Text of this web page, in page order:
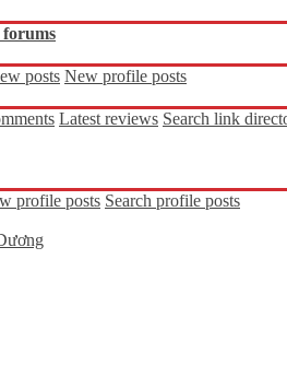
forums
posts New profile posts
Latest reviews Search link
profile posts Search profile posts